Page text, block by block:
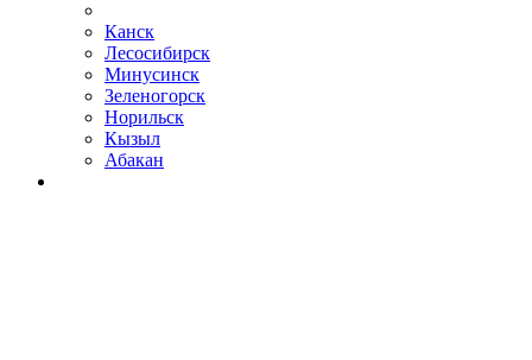
Канск
Лесосибирск
Минусинск
Зеленогорск
Норильск
Кызыл
Абакан